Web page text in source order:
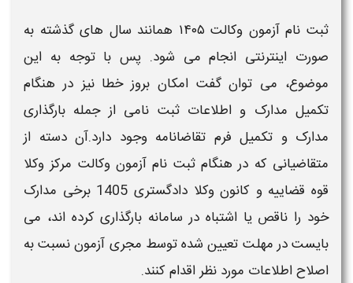
ثبت نام آزمون وکالت ۱۴۰۵
همانند سال های گذشته به
صورت اینترنتی انجام می شود. پس با توجه به این
موضوع، می توان گفت امکان بروز خطا نیز در هنگام
تکمیل مدارک واطلاعات ثبت نامی از جمله بارگذاری
مدارکو تکمیل فرم تقاضانامه وجود دارد.آن دسته از
متقاضیانی که در هنگامثبت نام آزمون وکالت مرکز وکلا
قوه قضاییه و کانون وکلا دادگستری 1405
برخی مدارک
خود را ناقص یا اشتباه در سامانه بارگذاری کرده اند، می
بایست در مهلت تعیین شده توسط مجری آزموننسبت به
اصلاح اطلاعات مورد نظر اقدام کنند.